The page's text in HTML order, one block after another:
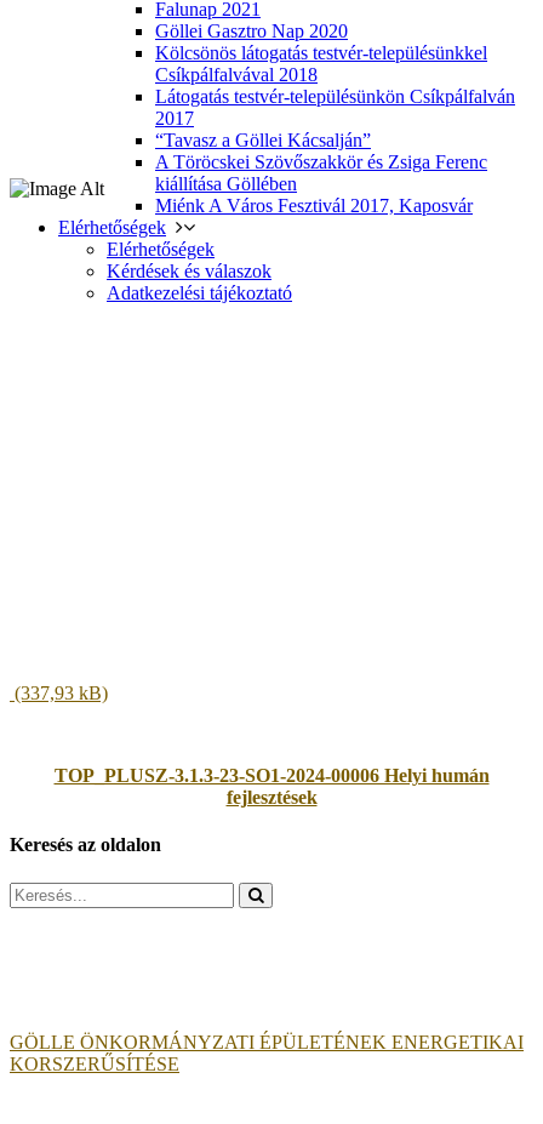
Falunap 2021
Göllei Gasztro Nap 2020
Kölcsönös látogatás testvér-településünkkel
Csíkpálfalvával 2018
Látogatás testvér-településünkön Csíkpálfalván
2017
“Tavasz a Göllei Kácsalján”
A Töröcskei Szövőszakkör és Zsiga Ferenc
kiállítása Göllében
Miénk A Város Fesztivál 2017, Kaposvár
Elérhetőségek
Elérhetőségek
Kérdések és válaszok
Adatkezelési tájékoztató
TOP_PLUSZ-3.1.3-23-SO1-2024-00006 Helyi humán
fejlesztések
Keresés az oldalon
Search
for:
GÖLLE ÖNKORMÁNYZATI ÉPÜLETÉNEK ENERGETIKAI
KORSZERŰSÍTÉSE